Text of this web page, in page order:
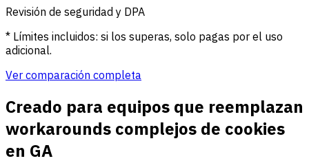
Revisión de seguridad y DPA
* Límites incluidos: si los superas, solo pagas por el uso
adicional.
Ver comparación completa
Creado para equipos que reemplazan
workarounds complejos de cookies
en GA